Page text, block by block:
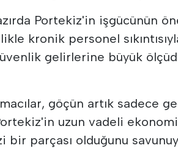
Portekiz'in işgücünün
kronik personel
gelirlerine büyük
göçün artık sadece
uzun vadeli
bir parçası olduğunu